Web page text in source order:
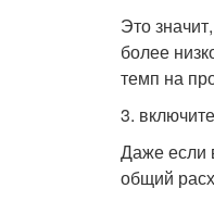
Это
более
темп на
3.
Даже если
общий